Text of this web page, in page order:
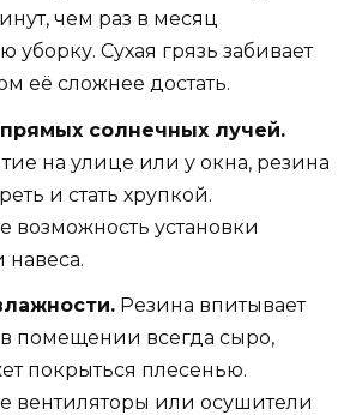
чем раз в месяц
уборку. Сухая грязь забивает
её сложнее достать.
солнечных лучей.
на улице или у окна, резина
и стать хрупкой.
возможность установки
Резина впитывает
в помещении всегда сыро,
покрыться плесенью.
вентиляторы или осушители